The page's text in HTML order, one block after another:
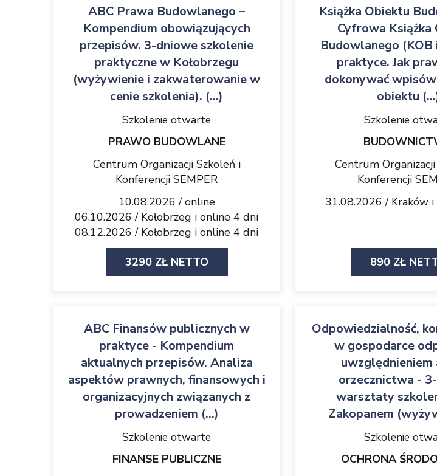
ABC Prawa Budowlanego –
Kompendium obowiązujących
przepisów. 3-dniowe szkolenie
praktyczne w Kołobrzegu
(wyżywienie i zakwaterowanie w
cenie szkolenia). (...)
Szkolenie otwarte
PRAWO BUDOWLANE
Centrum Organizacji Szkoleń i
Konferencji SEMPER
10.08.2026 / online
06.10.2026 / Kołobrzeg i online 4 dni
08.12.2026 / Kołobrzeg i online 4 dni
3290 ZŁ NETTO
Książka Obiektu
Cyfrowa Książka
Budowlanego (KOB
praktyce. Jak
dokonywać
obiektu
Szkolenie
Centrum
Konferencji
31.08.2026 / Kraków i
890 ZŁ
ABC Finansów publicznych w
praktyce - Kompendium
aktualnych przepisów. Analiza
aspektów prawnych, finansowych i
organizacyjnych związanych z
prowadzeniem (...)
Szkolenie otwarte
FINANSE PUBLICZNE
Odpowiedzialność,
w gospodarce
uwzględnieniem
orzecznictwa -
warsztaty
Zakopanem
Szkolenie
OCHRONA